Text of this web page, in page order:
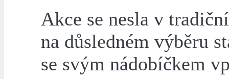
Akce se nesla v
na důsledném výběru
se svým nádobíčkem